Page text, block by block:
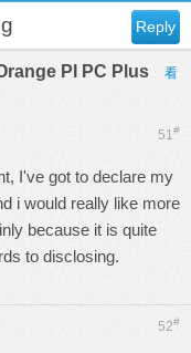
Reply
PI PC Plus
看
51#
I've got to declare my
i would really like more
because it is quite
to disclosing.
52#